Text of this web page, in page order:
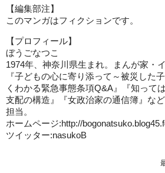
【編集部注】
このマンガはフィクションです。
【プロフィール】
ぼうごなつこ
1974年、神奈川県生まれ。まんが家・
『子どもの心に寄り添って～被災した
くわかる緊急事態条項Q&A』『知って
支配の構造』『女政治家の通信簿』な
担当。
ホームページ:http://
ツイッター:nasukoB